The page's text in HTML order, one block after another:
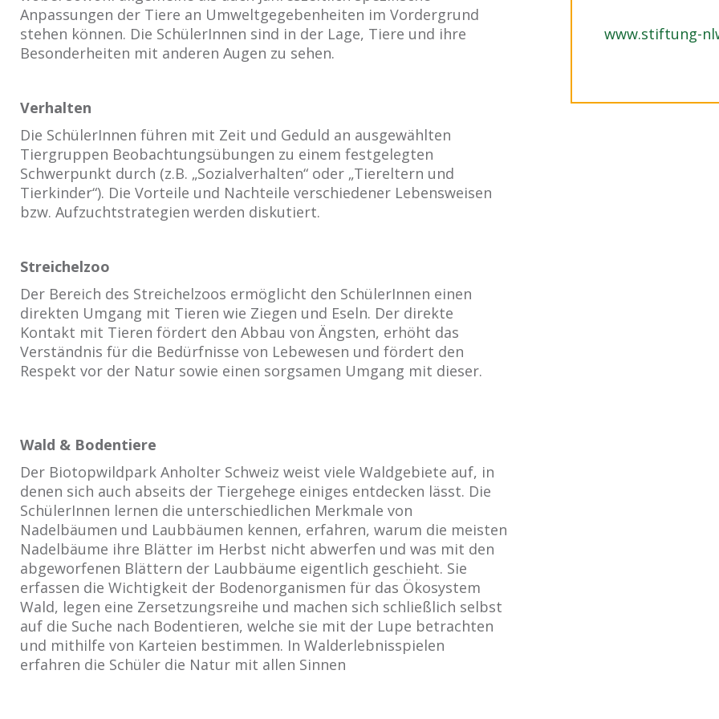
Anpassungen der Tiere an Umweltgegebenheiten im Vordergrund
stehen können. Die SchülerInnen sind in der Lage, Tiere und ihre
Besonderheiten mit anderen Augen zu sehen.
Verhalten
Die SchülerInnen führen mit Zeit und Geduld an ausgewählten
Tiergruppen Beobachtungsübungen zu einem festgelegten
Schwerpunkt durch (z.B. „Sozialverhalten“ oder „Tiereltern und
Tierkinder“). Die Vorteile und Nachteile verschiedener Lebensweisen
bzw. Aufzuchtstrategien werden diskutiert.
Streichelzoo
Der Bereich des Streichelzoos ermöglicht den SchülerInnen einen
direkten Umgang mit Tieren wie Ziegen und Eseln. Der direkte
Kontakt mit Tieren fördert den Abbau von Ängsten, erhöht das
Verständnis für die Bedürfnisse von Lebewesen und fördert den
Respekt vor der Natur sowie einen sorgsamen Umgang mit dieser.
Wald & Bodentiere
Der Biotopwildpark Anholter Schweiz weist viele Waldgebiete auf, in
denen sich auch abseits der Tiergehege einiges entdecken lässt. Die
SchülerInnen lernen die unterschiedlichen Merkmale von
Nadelbäumen und Laubbäumen kennen, erfahren, warum die meisten
Nadelbäume ihre Blätter im Herbst nicht abwerfen und was mit den
abgeworfenen Blättern der Laubbäume eigentlich geschieht. Sie
erfassen die Wichtigkeit der Bodenorganismen für das Ökosystem
Wald, legen eine Zersetzungsreihe und machen sich schließlich selbst
auf die Suche nach Bodentieren, welche sie mit der Lupe betrachten
und mithilfe von Karteien bestimmen. In Walderlebnisspielen
erfahren die Schüler die Natur mit allen Sinnen
www.stiftung-